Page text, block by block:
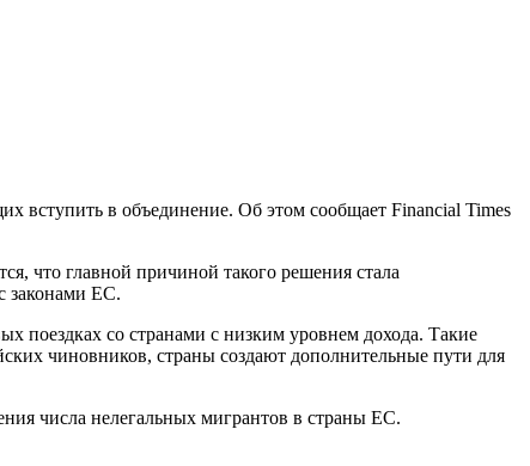
вступить в объединение. Об этом сообщает Financial Times
что главной причиной такого решения стала
законами ЕС.
поездках со странами с низким уровнем дохода. Такие
чиновников, страны создают дополнительные пути для
числа нелегальных мигрантов в страны ЕС.